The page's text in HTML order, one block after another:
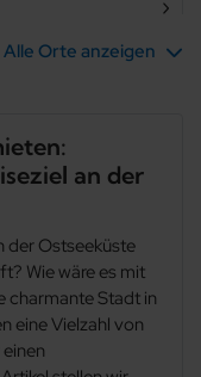
Alle Orte anzeigen
an der
der Ostseeküste
Wie wäre es mit
charmante Stadt in
eine Vielzahl von